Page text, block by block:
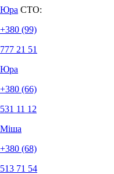
Юра СТО:
+380 (99)
777 21 51
Юра
+380 (66)
531 11 12
Міша
+380 (68)
513 71 54